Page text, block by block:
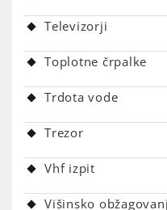
Televizorji
Toplotne črpalke
Trdota vode
Trezor
Vhf izpit
Višinsko